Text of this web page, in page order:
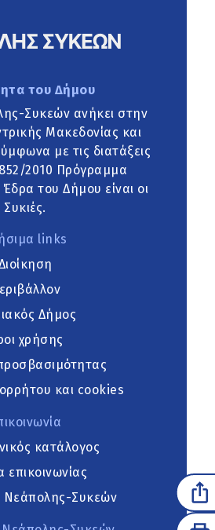
του Δήμου
Συκεών ανήκει στην
Μακεδονίας και
με τις διατάξεις
2010 Πρόγραμμα
του Δήμου είναι οι
Συκιές.
links
Δήμος
χρήσης
και cookies
κατάλογος
Νεάπολης-Συκεών